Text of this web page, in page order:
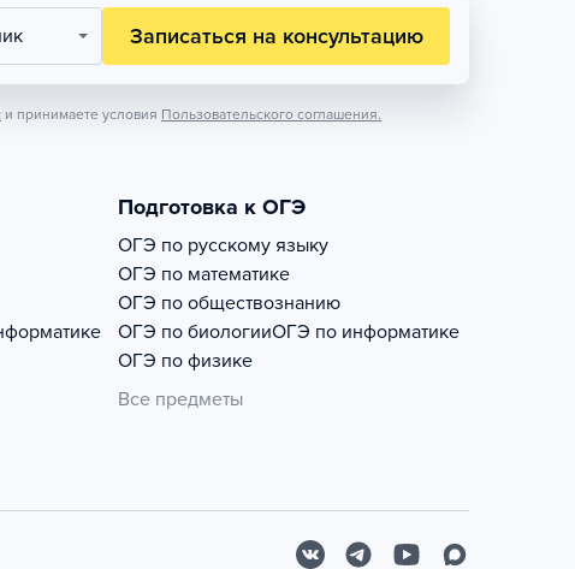
Записаться на консультацию
и принимаете условия Пользовательского соглашения.
Подготовка к ОГЭ
ОГЭ по русскому языку
ОГЭ по математике
ОГЭ по обществознанию
ОГЭ по биологииОГЭ по информатике
ОГЭ по физике
Все предметы